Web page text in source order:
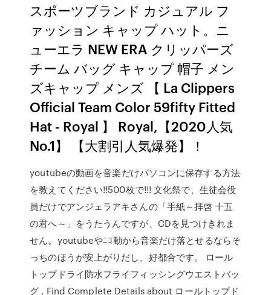
スポーツブランド カジュアル フ
ァッション キャップ ハット。ニ
ューエラ NEW ERA クリッパーズ
チーム バッグ キャップ 帽子 メン
ズキャップ メンズ 【 La Clippers
Official Team Color 59fifty Fitted
Hat - Royal 】 Royal,【2020人気
No.1】 【大割引人気爆発】！
youtubeの動画を音楽だけパソコンに保存する方法
を教えてください!!500枚で!!! 文化祭で、生徒会役
員だけでアンジェラアキさんの「手紙～拝啓 十五
の君へ～」をうたうんですが、CDを見つけきれま
せん。youtubeやﾆｺ動から音楽だけ落とせるならそ
っちのほうが安上がりだし、好都合です。 ロール
トップドライ防水フライフィッシングウエストバッ
グ , Find Complete Details about ロールトップド